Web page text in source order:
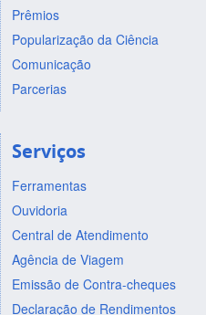
Prêmios
Popularização da Ciência
Comunicação
Parcerias
Serviços
Ferramentas
Ouvidoria
Central de Atendimento
Agência de Viagem
Emissão de Contra-cheques
Declaração de Rendimentos